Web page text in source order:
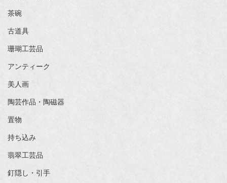
茶碗
古道具
珊瑚工芸品
アンティーク
美人画
陶芸作品・陶磁器
置物
持ち込み
翡翠工芸品
釘隠し・引手